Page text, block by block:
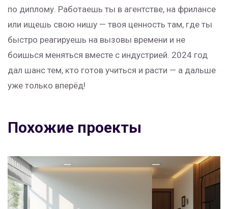
по диплому. Работаешь ты в агентстве, на фрилансе
или ищешь свою нишу — твоя ценность там, где ты
быстро реагируешь на вызовы времени и не
боишься меняться вместе с индустрией. 2024 год
дал шанс тем, кто готов учиться и расти — а дальше
уже только вперёд!
Похожие проекты